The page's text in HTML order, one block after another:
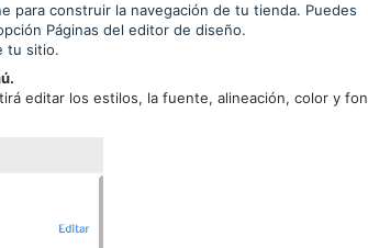
para construir la navegación de tu tienda. Puedes
Páginas del editor de diseño.
tu sitio.
editar los estilos, la fuente, alineación, color y